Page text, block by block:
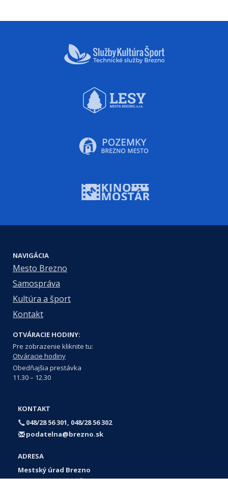
NAVIGÁCIA
Mesto Brezno
Samospráva
Kultúra a šport
Kontakt
OTVÁRACIE HODINY:
Pre zobrazenie kliknite tu:
Otváracie hodiny
Obedňajšia prestávka
11.30 – 12.30
KONTAKT
048/28 56 301, 048/28 56 302
podatelna@brezno.sk
ADRESA
Mestský úrad Brezno